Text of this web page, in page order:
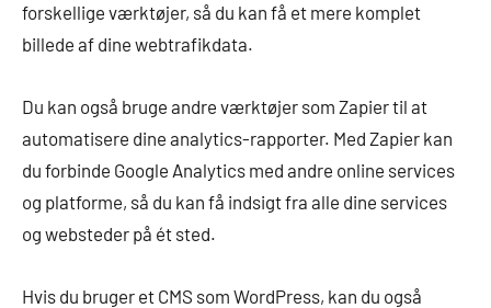
forskellige værktøjer, så du kan få et mere komplet
billede af dine webtrafikdata.
Du kan også bruge andre værktøjer som Zapier til at
automatisere dine analytics-rapporter. Med Zapier kan
du forbinde Google Analytics med andre online services
og platforme, så du kan få indsigt fra alle dine services
og websteder på ét sted.
Hvis du bruger et CMS som WordPress, kan du også